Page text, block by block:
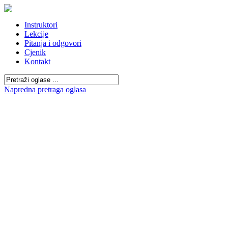
Instruktori
Lekcije
Pitanja i odgovori
Cjenik
Kontakt
Napredna pretraga oglasa